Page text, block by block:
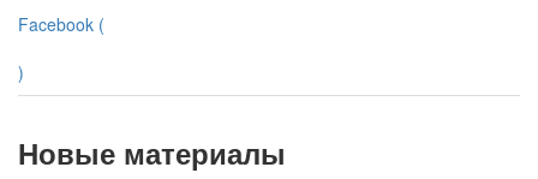
Facebook (
)
Новые материалы